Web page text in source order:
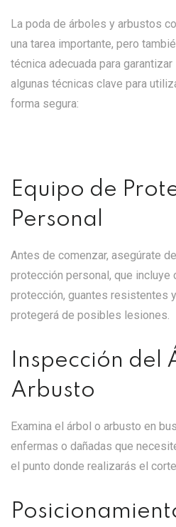
La poda de árboles y arbustos
una tarea importante, pero
técnica adecuada para
algunas técnicas clave para
forma segura:
Equipo de
Personal
Antes de comenzar, asegúrate
protección personal, que incluye
protección, guantes resistentes
protegerá de posibles lesiones.
Inspección del
Arbusto
Examina el árbol o arbusto en
enfermas o dañadas que
el punto donde realizarás el